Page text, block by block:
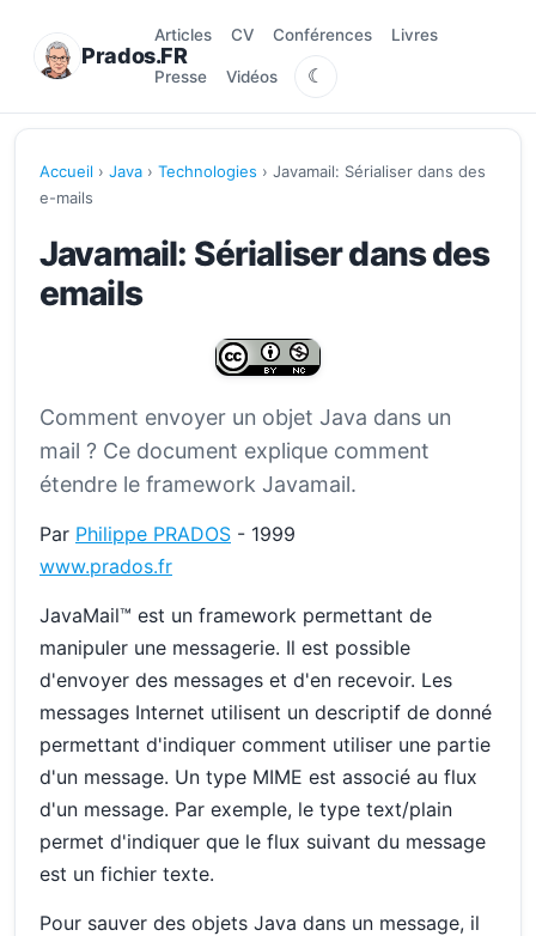
Prados.FR
Articles CV Conférences Livres
Presse Vidéos ☾
Accueil › Java › Technologies › Javamail: Sérialiser dans des
e-mails
Javamail: Sérialiser dans des
emails
Comment envoyer un objet Java dans un
mail ? Ce document explique comment
étendre le framework Javamail.
Par Philippe PRADOS - 1999
www.prados.fr
JavaMail™ est un framework permettant de
manipuler une messagerie. Il est possible
d'envoyer des messages et d'en recevoir. Les
messages Internet utilisent un descriptif de donné
permettant d'indiquer comment utiliser une partie
d'un message. Un type MIME est associé au flux
d'un message. Par exemple, le type text/plain
permet d'indiquer que le flux suivant du message
est un fichier texte.
Pour sauver des objets Java dans un message, il